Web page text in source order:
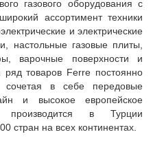
газового оборудования с
ассортимент техники
и электрические
настольные газовые плиты,
варочные поверхности и
товаров Ferre постоянно
сочетая в себе передовые
и высокое европейское
производится в Турции
стран на всех континентах.